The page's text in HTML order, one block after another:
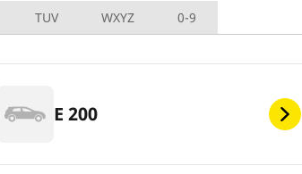
TUV WXYZ 0-9
E 200